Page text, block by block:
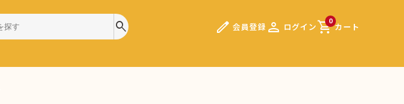
search edit 会員登録 person ログイン 0
shopping_cartカート